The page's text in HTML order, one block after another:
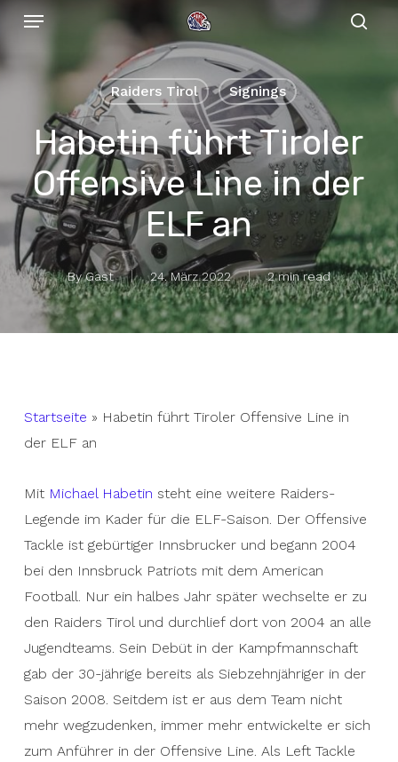
Skip
main
Menu
Raiders Tirol Signings
Habetin führt Tiroler
Offensive Line in der
ELF an
By Gast 24. März 2022 2 min read
Startseite » Habetin führt Tiroler Offensive Line in
der ELF an
Mit Michael Habetin steht eine weitere Raiders-
Legende im Kader für die ELF-Saison. Der Offensive
Tackle ist gebürtiger Innsbrucker und begann 2004
bei den Innsbruck Patriots mit dem American
Football. Nur ein halbes Jahr später wechselte er zu
den Raiders Tirol und durchlief dort von 2004 an alle
Jugendteams. Sein Debüt in der Kampfmannschaft
gab der 30-jährige bereits als Siebzehnjähriger in der
Saison 2008. Seitdem ist er aus dem Team nicht
mehr wegzudenken, immer mehr entwickelte er sich
zum Anführer in der Offensive Line. Als Left Tackle